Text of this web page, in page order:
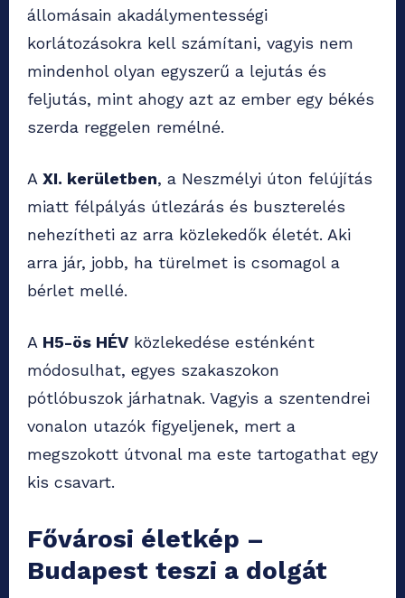
állomásain akadálymentességi
korlátozásokra kell számítani, vagyis nem
mindenhol olyan egyszerű a lejutás és
feljutás, mint ahogy azt az ember egy békés
szerda reggelen remélné.
A XI. kerületben, a Neszmélyi úton felújítás
miatt félpályás útlezárás és buszterelés
nehezítheti az arra közlekedők életét. Aki
arra jár, jobb, ha türelmet is csomagol a
bérlet mellé.
A H5-ös HÉV közlekedése esténként
módosulhat, egyes szakaszokon
pótlóbuszok járhatnak. Vagyis a szentendrei
vonalon utazók figyeljenek, mert a
megszokott útvonal ma este tartogathat egy
kis csavart.
Fővárosi életkép –
Budapest teszi a dolgát